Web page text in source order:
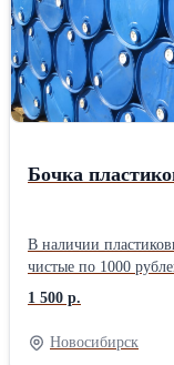
Бочка
В наличии
чистые по 1000
хомуте, из под
227 литров с двумя
штуку. 227 литров
по 1500 рублей за штуку. Наш адрес: г.
1 500 р.
Новосибирск